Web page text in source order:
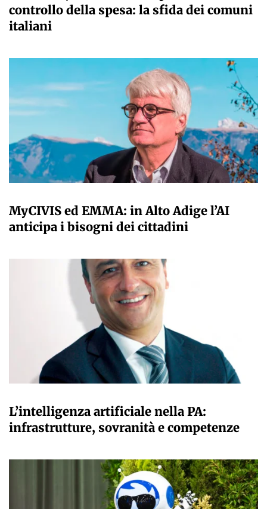
controllo della spesa: la sfida dei comuni
italiani
MyCIVIS ed EMMA: in Alto Adige l’AI
anticipa i bisogni dei cittadini
L’intelligenza artificiale nella PA:
infrastrutture, sovranità e competenze